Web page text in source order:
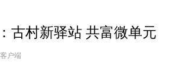
古村新驿站 共富微单元
户端